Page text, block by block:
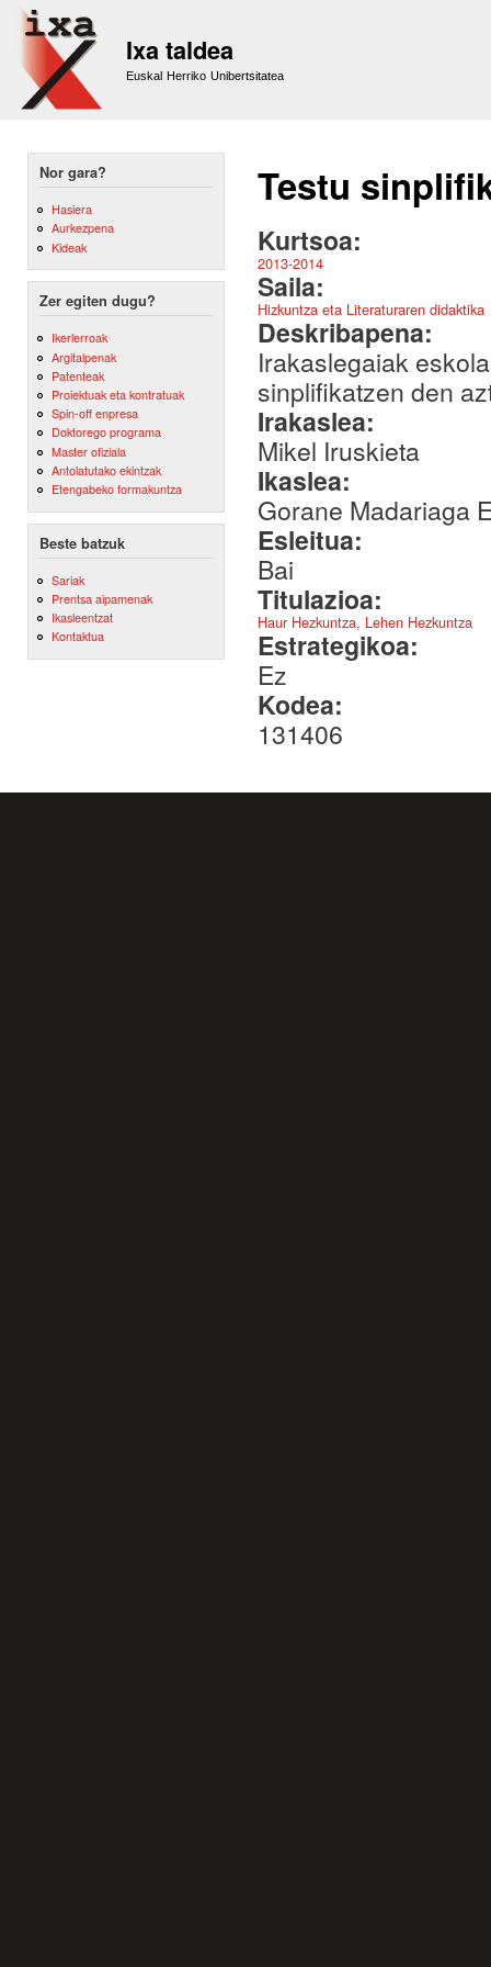
Ixa taldea
Euskal Herriko Unibertsitatea
Nor gara?
Hasiera
Aurkezpena
Kideak
Zer egiten dugu?
Ikerlerroak
Argitalpenak
Patenteak
Proiektuak eta kontratuak
Spin-off enpresa
Doktorego programa
Master ofiziala
Antolatutako ekintzak
Etengabeko formakuntza
Beste batzuk
Sariak
Prentsa aipamenak
Ikasleentzat
Kontaktua
Testu
Kurtsoa:
2013-2014
Saila:
Hizkuntza eta Literaturaren didaktika
Deskribapena:
Irakaslegaiak
sinplifikatzen den
Irakaslea:
Mikel Iruskieta
Ikaslea:
Gorane Madariaga
Esleitua:
Bai
Titulazioa:
Haur Hezkuntza, Lehen Hezkuntza
Estrategikoa:
Ez
Kodea:
131406